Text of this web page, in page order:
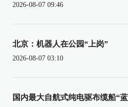
2026-08-07 09:46
北京：机器人在公园“上岗”
2026-08-07 03:10
国内最大自航式纯电驱布缆船“